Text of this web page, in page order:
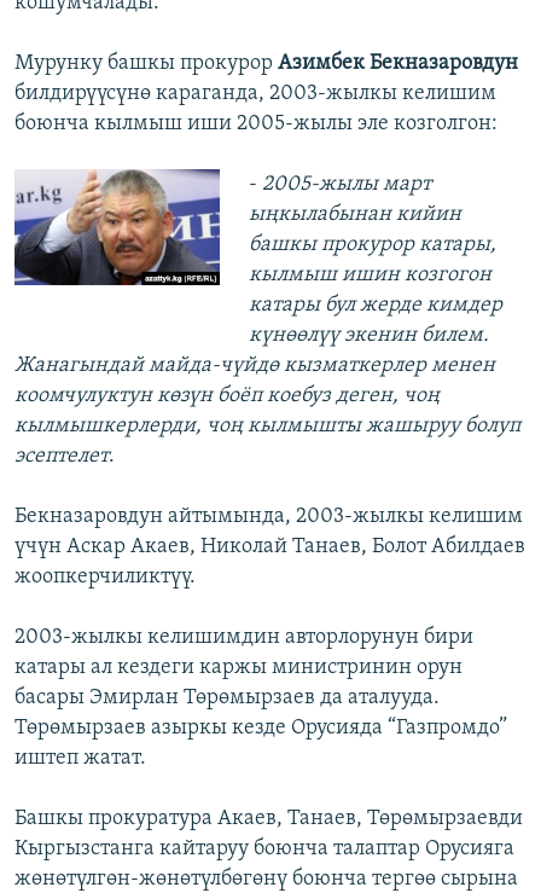
Мурунку башкы прокурор Азимбек Бекназаровдун
билдирүүсүнө караганда, 2003-жылкы келишим
боюнча кылмыш иши 2005-жылы эле козголгон:
- 2005-жылы март
ыңкылабынан кийин
башкы прокурор катары,
кылмыш ишин козгогон
катары бул жерде кимдер
күнөөлүү экенин билем.
Жанагындай майда-чүйдө кызматкерлер менен
коомчулуктун көзүн боёп коебуз деген, чоң
кылмышкерлерди, чоң кылмышты жашыруу болуп
эсептелет.
Бекназаровдун айтымында, 2003-жылкы келишим
үчүн Аскар Акаев, Николай Танаев, Болот Абилдаев
жоопкерчиликтүү.
2003-жылкы келишимдин авторлорунун бири
катары ал кездеги каржы министринин орун
басары Эмирлан Төрөмырзаев да аталууда.
Төрөмырзаев азыркы кезде Орусияда “Газпромдо”
иштеп жатат.
Башкы прокуратура Акаев, Танаев, Төрөмырзаевди
Кыргызстанга кайтаруу боюнча талаптар Орусияга
жөнөтүлгөн-жөнөтүлбөгөнү боюнча тергөө сырына